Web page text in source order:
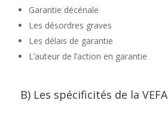
Garantie décénale
Les désordres graves
Les délais de garantie
L’auteur de l’action en garantie
B) Les spécificités de la VEFA